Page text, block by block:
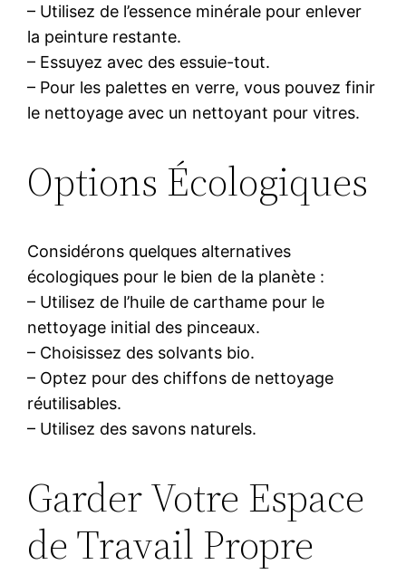
– Utilisez de l’essence minérale pour enlever
la peinture restante.
– Essuyez avec des essuie-tout.
– Pour les palettes en verre, vous pouvez finir
le nettoyage avec un nettoyant pour vitres.
Options Écologiques
Considérons quelques alternatives
écologiques pour le bien de la planète :
– Utilisez de l’huile de carthame pour le
nettoyage initial des pinceaux.
– Choisissez des solvants bio.
– Optez pour des chiffons de nettoyage
réutilisables.
– Utilisez des savons naturels.
Garder Votre Espace
de Travail Propre